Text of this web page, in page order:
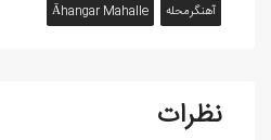
آهنگرمحله
Āhangar Mahalle
نظرات